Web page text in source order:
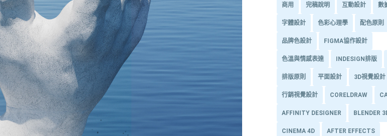
商用 完稿說明 互動設計 數
字體設計 色彩心理學 配色原則
品牌色設計 FIGMA協作設計
色溫與情感表達 INDESIGN排版
排版原則 平面設計 3D視覺設計
行銷視覺設計 CORELDRAW
AFFINITY DESIGNER BLENDER
CINEMA 4D AFTER EFFECTS